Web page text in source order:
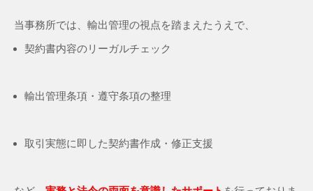
当事務所では、輸出管理の視点を踏まえたうえで、
契約書内容のリーガルチェック
輸出管理条項・遵守条項の整理
取引実態に即した契約書作成・修正支援